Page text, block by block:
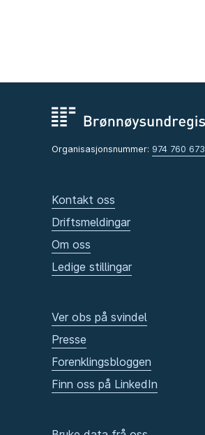
Organisasjonsnummer: 974 760 673
Kontakt oss
Driftsmeldingar
Om oss
Ledige stillingar
Ver obs på svindel
Presse
Forenklingsbloggen
Finn oss på LinkedIn